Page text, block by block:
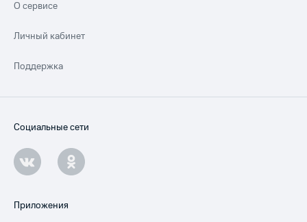
О сервисе
Личный кабинет
Поддержка
Социальные сети
Приложения